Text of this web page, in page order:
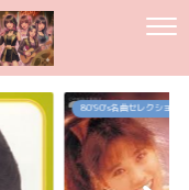
80`90's名曲セレクション